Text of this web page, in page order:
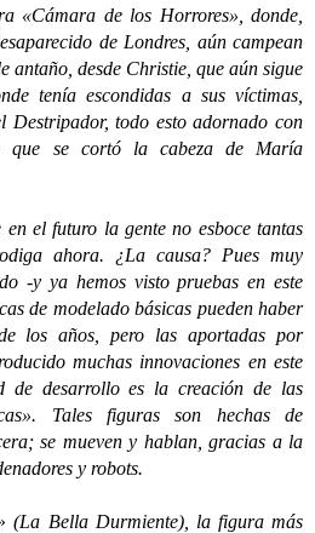
«Cámara de los Horrores», donde,
de Londres, aún campean
antaño, desde Christie, que aún sigue
tenía escondidas a sus víctimas,
Destripador, todo esto adornado con
se cortó la cabeza de María
futuro la gente no esboce tantas
ahora. ¿La causa? Pues muy
-y ya hemos visto pruebas en este
de modelado básicas pueden haber
los años, pero las aportadas por
muchas innovaciones en este
de desarrollo es la creación de las
Tales figuras son hechas de
se mueven y hablan, gracias a la
y robots.
(La Bella Durmiente), la figura más